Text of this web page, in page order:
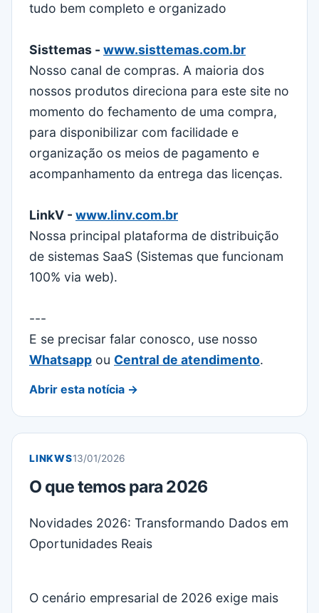
tudo bem completo e organizado
Sisttemas - www.sisttemas.com.br
Nosso canal de compras. A maioria dos
nossos produtos direciona para este site no
momento do fechamento de uma compra,
para disponibilizar com facilidade e
organização os meios de pagamento e
acompanhamento da entrega das licenças.
LinkV - www.linv.com.br
Nossa principal plataforma de distribuição
de sistemas SaaS (Sistemas que funcionam
100% via web).
---
E se precisar falar conosco, use nosso
Whatsapp ou Central de atendimento.
Abrir esta notícia →
LINKWS13/01/2026
O que temos para 2026
Novidades 2026: Transformando Dados em
Oportunidades Reais
O cenário empresarial de 2026 exige mais